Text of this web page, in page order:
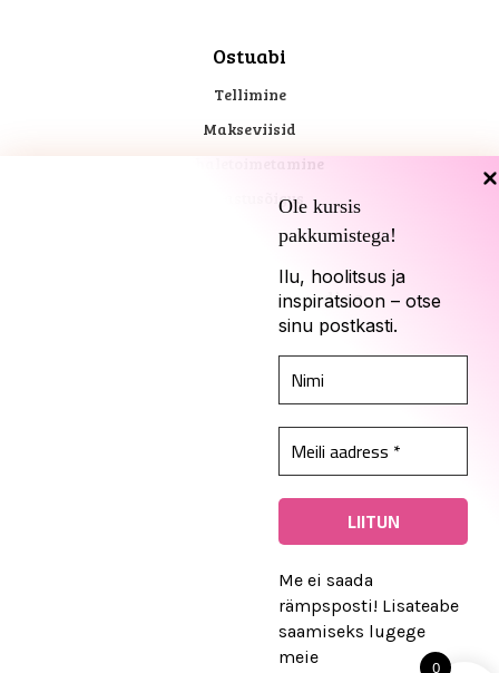
Ole kursis
pakkumistega!
Ilu, hoolitsus ja
inspiratsioon – otse
sinu postkasti.
Me ei saada
rämpsposti! Lisateabe
saamiseks lugege
meie
Ostuabi
Tellimine
Makseviisid
Kohaletoimetamine
Tagastusõigus
Kadari sotsiaalmeedias
© 2026 Kadari. Kõik õigused kaitstud
0